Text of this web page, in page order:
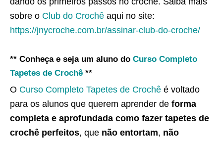
sobre o Club do Crochê aqui no site:
https://jnycroche.com.br/assinar-club-do-croche/
** Conheça e seja um aluno do Curso Completo
Tapetes de Crochê **
O Curso Completo Tapetes de Crochê é voltado
para os alunos que querem aprender de forma
completa e aprofundada como fazer tapetes de
crochê perfeitos, que não entortam, não